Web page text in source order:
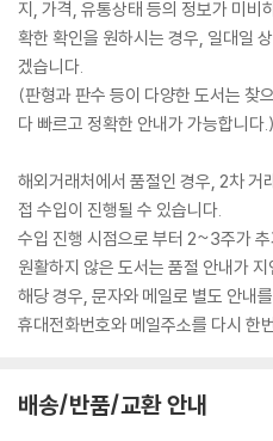
지, 가격, 유통상태 등의 정보가 미비
확한 확인을 원하시는 경우, 일대일
겠습니다.
(판형과 판수 등이 다양한 도서는 찾
다 빠르고 정확한 안내가 가능합니다.)
해외거래처에서 품절인 경우, 2차 거
접 수입이 진행될 수 있습니다.
수입 진행 시점으로 부터 2~3주가
원활하지 않은 도서는 품절 안내가
해당 경우, 문자와 메일로 별도 안내
휴대전화번호와 메일주소를 다시 한
배송/반품/교환 안내